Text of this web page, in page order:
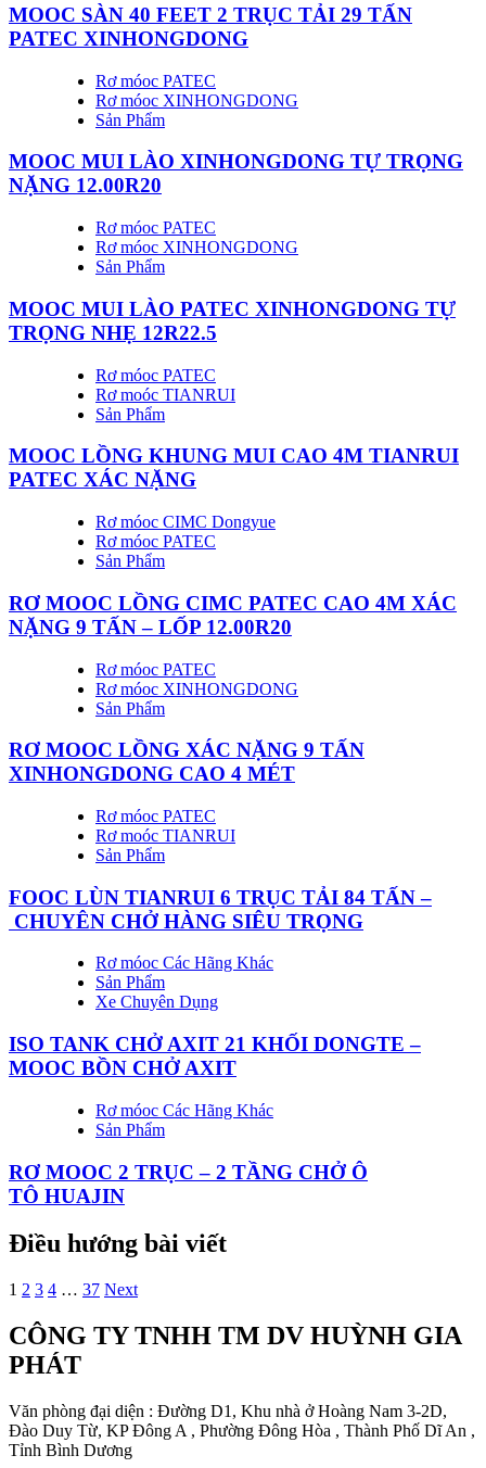
MOOC SÀN 40 FEET 2 TRỤC TẢI 29 TẤN
PATEC XINHONGDONG
Rơ móoc PATEC
Rơ móoc XINHONGDONG
Sản Phẩm
MOOC MUI LÀO XINHONGDONG TỰ TRỌNG
NẶNG 12.00R20
Rơ móoc PATEC
Rơ móoc XINHONGDONG
Sản Phẩm
MOOC MUI LÀO PATEC XINHONGDONG TỰ
TRỌNG NHẸ 12R22.5
Rơ móoc PATEC
Rơ moóc TIANRUI
Sản Phẩm
MOOC LỒNG KHUNG MUI CAO 4M TIANRUI
PATEC XÁC NẶNG
Rơ móoc CIMC Dongyue
Rơ móoc PATEC
Sản Phẩm
RƠ MOOC LỒNG CIMC PATEC CAO 4M XÁC
NẶNG 9 TẤN – LỐP 12.00R20
Rơ móoc PATEC
Rơ móoc XINHONGDONG
Sản Phẩm
RƠ MOOC LỒNG XÁC NẶNG 9 TẤN
XINHONGDONG CAO 4 MÉT
Rơ móoc PATEC
Rơ moóc TIANRUI
Sản Phẩm
FOOC LÙN TIANRUI 6 TRỤC TẢI 84 TẤN –
CHUYÊN CHỞ HÀNG SIÊU TRỌNG
Rơ móoc Các Hãng Khác
Sản Phẩm
Xe Chuyên Dụng
ISO TANK CHỞ AXIT 21 KHỐI DONGTE –
MOOC BỒN CHỞ AXIT
Rơ móoc Các Hãng Khác
Sản Phẩm
RƠ MOOC 2 TRỤC – 2 TẦNG CHỞ Ô
TÔ HUAJIN
Điều hướng bài viết
1 2 3 4 … 37 Next
CÔNG TY TNHH TM DV HUỲNH GIA
PHÁT
Văn phòng đại diện : Đường D1, Khu nhà ở Hoàng Nam 3-2D,
Đào Duy Từ, KP Đông A , Phường Đông Hòa , Thành Phố Dĩ An ,
Tỉnh Bình Dương